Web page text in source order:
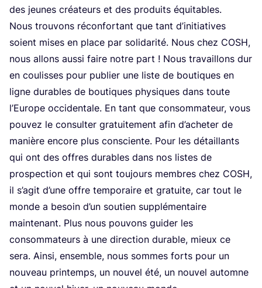
des jeunes créa­teurs et des pro­duits équitables.
Nous trou­vons récon­for­tant que tant d’i­ni­tia­tives
soient mises en place par soli­da­ri­té. Nous chez COSH,
nous allons aus­si faire notre part ! Nous tra­vaillons dur
en cou­lisses pour publier une liste de bou­tiques en
ligne durables de bou­tiques phy­siques dans toute
l’Eu­rope occi­den­tale. En tant que consom­ma­teur, vous
pou­vez le consul­ter gra­tui­te­ment afin d’a­che­ter de
manière encore plus consciente. Pour les détaillants
qui ont des offres durables dans nos listes de
pros­pec­tion et qui sont tou­jours membres chez COSH,
il s’a­git d’une offre tem­po­raire et gra­tuite, car tout le
monde a besoin d’un sou­tien sup­plé­men­taire
main­te­nant. Plus nous pou­vons gui­der les
consom­ma­teurs à une direc­tion durable, mieux ce
sera. Ain­si, ensemble, nous sommes forts pour un
nou­veau prin­temps, un nou­vel été, un nou­vel automne